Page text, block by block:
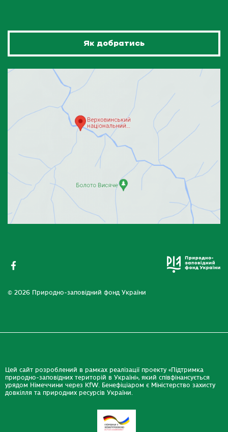
Як добратись
© 2026 Природно-заповідний фонд України
Цей сайт розроблений в рамках реалізації проекту «Підтримка
природно-заповідних територій в Україні», який співфінансується
урядом Німеччини через KfW. Бенефіціаром є Міністерство захисту
довкілля та природних ресурсів України.